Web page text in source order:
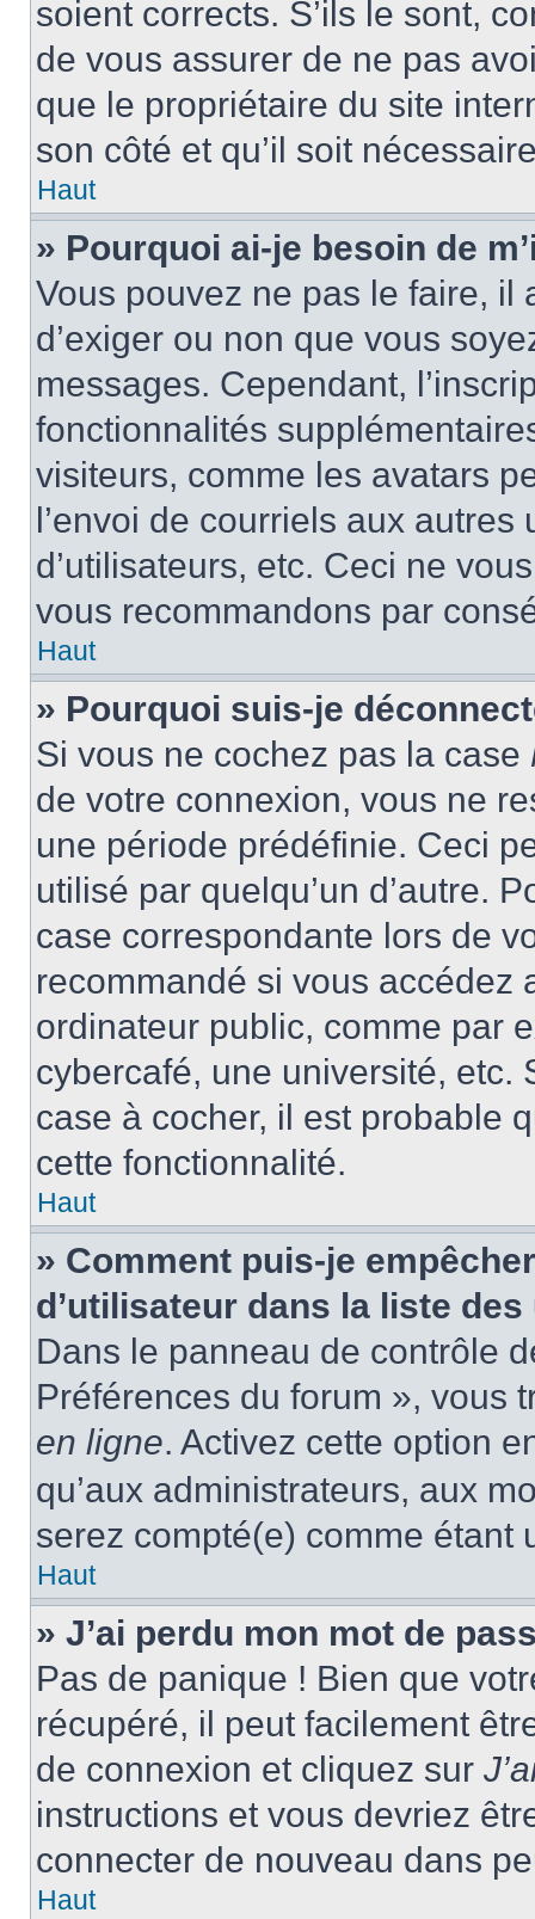
soient corrects. S’ils le sont,
de vous assurer de ne pas
que le propriétaire du site
son côté et qu’il soit
Haut
» Pourquoi ai-je besoin de
Vous pouvez ne pas le faire, il
d’exiger ou non que vous
messages. Cependant,
fonctionnalités
visiteurs, comme les avatars
l’envoi de courriels aux
d’utilisateurs, etc. Ceci ne
vous recommandons par
Haut
» Pourquoi suis-je
Si vous ne cochez pas la case
de votre connexion, vous ne
une période prédéfinie. Ceci
utilisé par quelqu’un d’autre.
case correspondante lors de
recommandé si vous accédez
ordinateur public, comme par
cybercafé, une université, etc.
case à cocher, il est probable
cette fonctionnalité.
Haut
» Comment puis-je
d’utilisateur dans la liste
Dans le panneau de contrôle
Préférences du forum », vous
en ligne. Activez cette option
qu’aux administrateurs, aux
serez compté(e) comme étant
Haut
» J’ai perdu mon mot de
Pas de panique ! Bien que
récupéré, il peut facilement
de connexion et cliquez sur
instructions et vous devriez
connecter de nouveau dans
Haut